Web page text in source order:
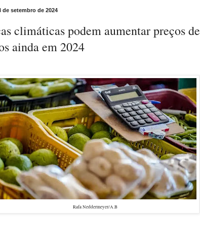
de setembro de 2024
climáticas podem aumentar preços de
ainda em 2024
Rafa Neddermeyer/A.B